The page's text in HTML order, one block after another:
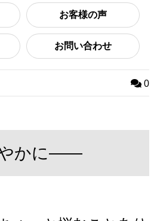
お客様の声
お問い合わせ
0
やかに――